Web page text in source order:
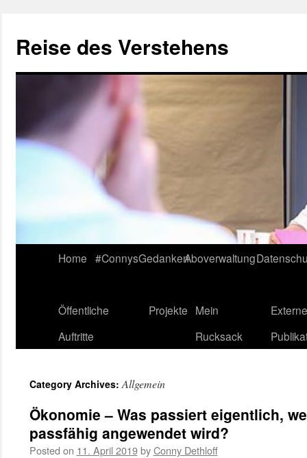
Reise des Verstehens
content
Home #ConnysGedankenAboverwaltung
Öffentliche
Auftritte
Projekte Mein
Rucksack
Externe
Category Archives:Allgemein
Ökonomie – Was passiert eigentlich,
passfähig angewendet wird?
Posted on 11. April 2019 by Conny Dethloff